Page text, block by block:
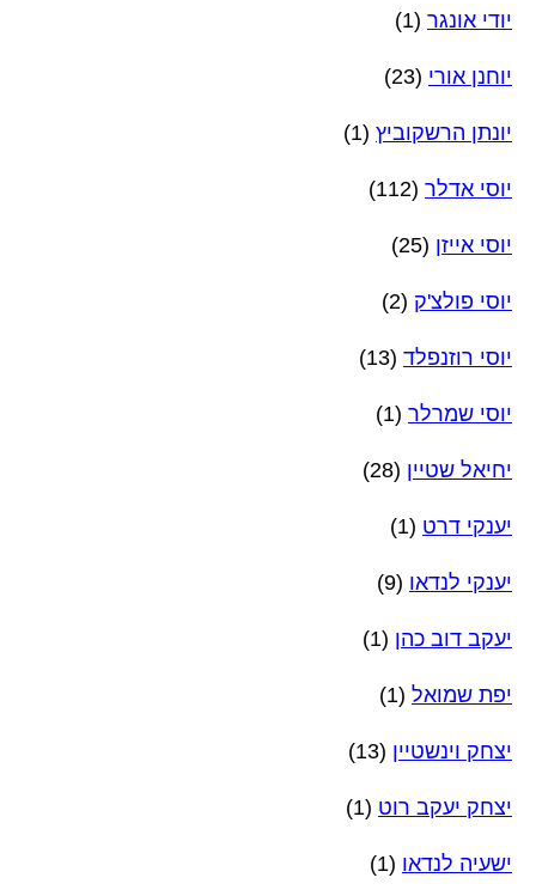
יודי אונגר (1)
יוחנן אורי (23)
יונתן הרשקוביץ (1)
יוסי אדלר (112)
יוסי אייזן (25)
יוסי פולצ'ק (2)
יוסי רוזנפלד (13)
יוסי שמרלר (1)
יחיאל שטיין (28)
יענקי דרט (1)
יענקי לנדאו (9)
יעקב דוב כהן (1)
יפת שמואל (1)
יצחק וינשטיין (13)
יצחק יעקב רוט (1)
ישעיה לנדאו (1)